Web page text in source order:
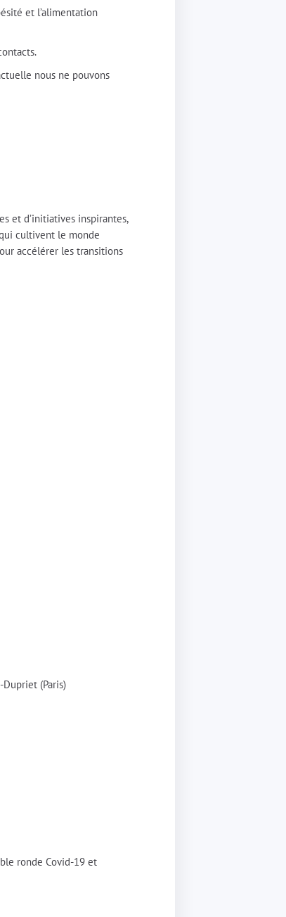
et l’alimentation
nous ne pouvons
et d’initiatives inspirantes,
cultivent le monde
accélérer les transitions
(Paris)
ronde Covid-19 et